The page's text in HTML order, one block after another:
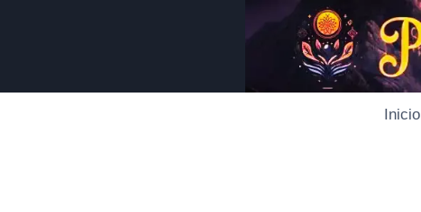
Inicio